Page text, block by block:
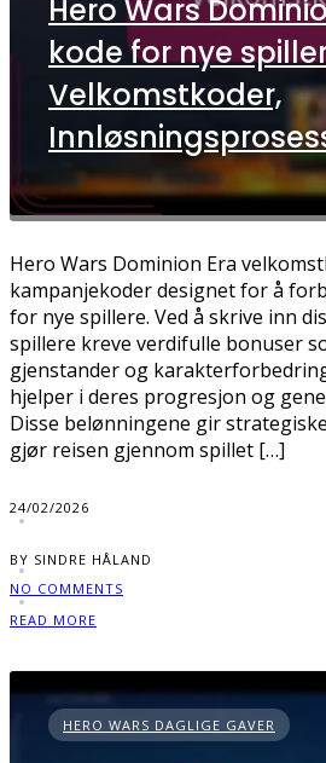
Hero Wars
kode for nye
Velkomstkoder,
Hero Wars Dominion Era
kampanjekoder designet for å
for nye spillere. Ved å skrive inn
spillere kreve verdifulle bonuser
gjenstander og
hjelper i deres progresjon og
Disse belønningene gir
gjør reisen gjennom spillet […]
24/02/2026
BY SINDRE HÅLAND
NO COMMENTS
READ MORE
HERO WARS DAGLIGE GAVER